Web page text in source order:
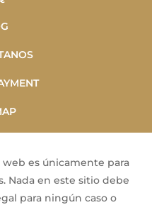
es únicamente para
Nada en este sitio debe
para ningún caso o